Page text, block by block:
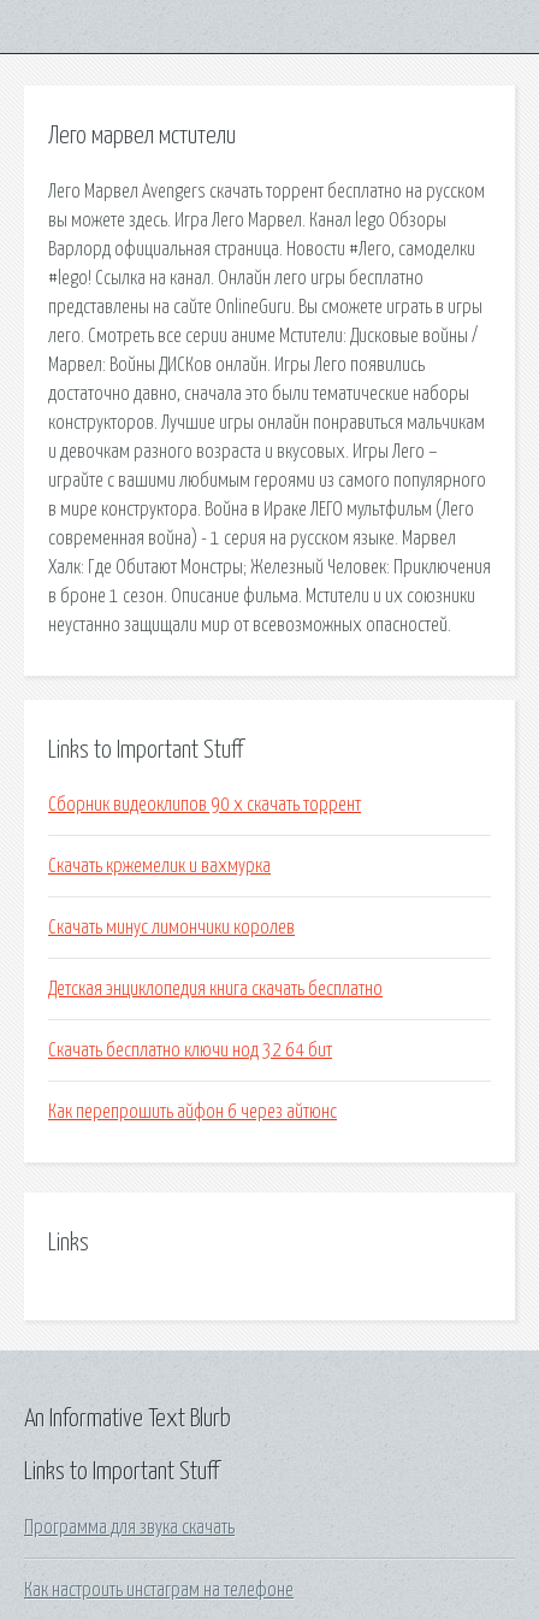
Лего марвел мстители
Лего Марвел Avengers скачать торрент бесплатно на русском
вы можете здесь. Игра Лего Марвел. Канал lego Обзоры
Варлорд официальная страница. Новости #Лего, самоделки
#lego! Ссылка на канал. Онлайн лего игры бесплатно
представлены на сайте OnlineGuru. Вы сможете играть в игры
лего. Смотреть все серии аниме Мстители: Дисковые войны /
Марвел: Войны ДИСКов онлайн. Игры Лего появились
достаточно давно, сначала это были тематические наборы
конструкторов. Лучшие игры онлайн понравиться мальчикам
и девочкам разного возраста и вкусовых. Игры Лего –
играйте с вашими любимым героями из самого популярного
в мире конструктора. Война в Ираке ЛЕГО мультфильм (Лего
современная война) - 1 серия на русском языке. Марвел
Халк: Где Обитают Монстры; Железный Человек: Приключения
в броне 1 сезон. Описание фильма. Мстители и их союзники
неустанно защищали мир от всевозможных опасностей.
Links to Important Stuff
Сборник видеоклипов 90 х скачать торрент
Скачать кржемелик и вахмурка
Скачать минус лимончики королев
Детская энциклопедия книга скачать бесплатно
Скачать бесплатно ключи нод 32 64 бит
Как перепрошить айфон 6 через айтюнс
Links
Links to Important Stuff
Программа для звука скачать
Как настроить инстаграм на телефоне
An Informative Text Blurb